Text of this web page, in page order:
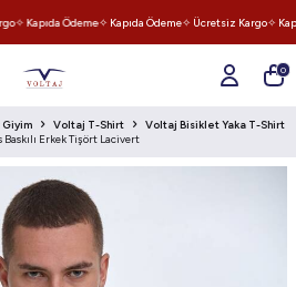
✧ Kapıda Ödeme✧ Kapıda Ödeme✧ Ücretsiz Kargo✧
0
Voltaj T-Shirt
Voltaj Bisiklet Yaka T-Shirt
Baskılı Erkek Tişört Lacivert